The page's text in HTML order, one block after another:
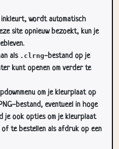
wordt automatisch
site opnieuw bezoekt, kun je
als .clrng-bestand op je
kunt openen om verder te
om je kleurplaat op
bestand, eventueel in hoge
je ook opties om je kleurplaat
of te bestellen als afdruk op een